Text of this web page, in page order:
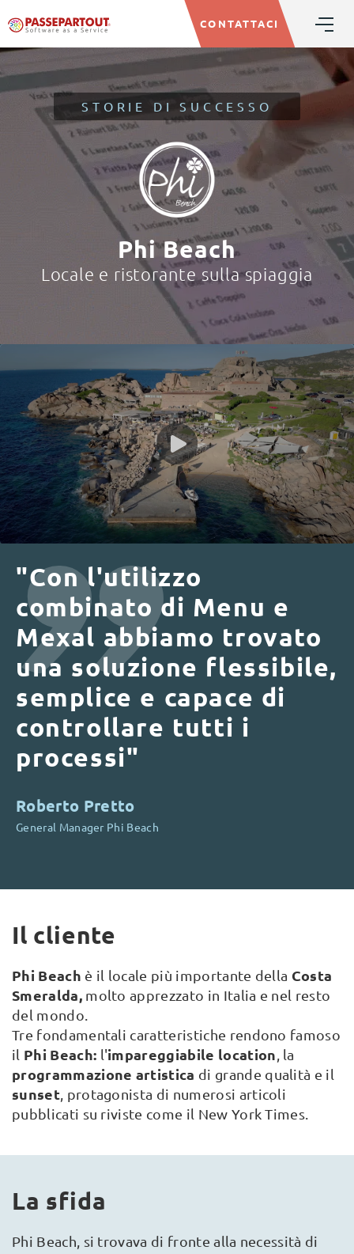
CONTATTACI
STORIE DI SUCCESSO
Phi Beach
Locale e ristorante sulla spiaggia
"Con l'utilizzo
combinato di Menu e
Mexal abbiamo trovato
una soluzione flessibile,
semplice e capace di
controllare tutti i
processi"
Roberto Pretto
General Manager Phi Beach
Il cliente
Phi Beach è il locale più importante della Costa
Smeralda, molto apprezzato in Italia e nel resto
del mondo.
Tre fondamentali caratteristiche rendono famoso
il Phi Beach: l'impareggiabile location , la
programmazione artistica di grande qualità e il
sunset , protagonista di numerosi articoli
pubblicati su riviste come il New York Times.
La sfida
Phi Beach, si trovava di fronte alla necessità di